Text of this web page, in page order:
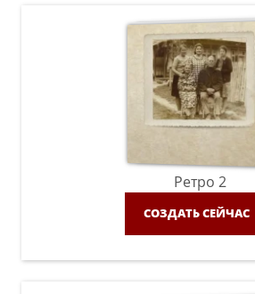
Ретро 2
СОЗДАТЬ СЕЙЧАС